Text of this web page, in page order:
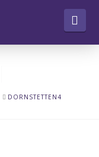
DORNSTETTEN4